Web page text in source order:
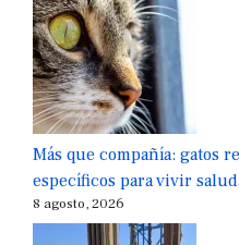
Más que compañía: gatos
específicos para vivir
8 agosto, 2026